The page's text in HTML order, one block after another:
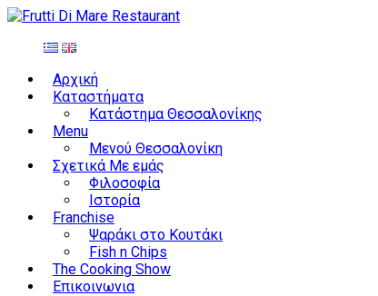
Αρχική
Καταστήματα
Κατάστημα Θεσσαλονίκης
Menu
Μενού Θεσσαλονίκη
Σχετικά Με εμάς
Φιλοσοφία
Ιστορία
Franchise
Ψαράκι στο Κουτάκι
Fish n Chips
The Cooking Show
Επικοινωνια